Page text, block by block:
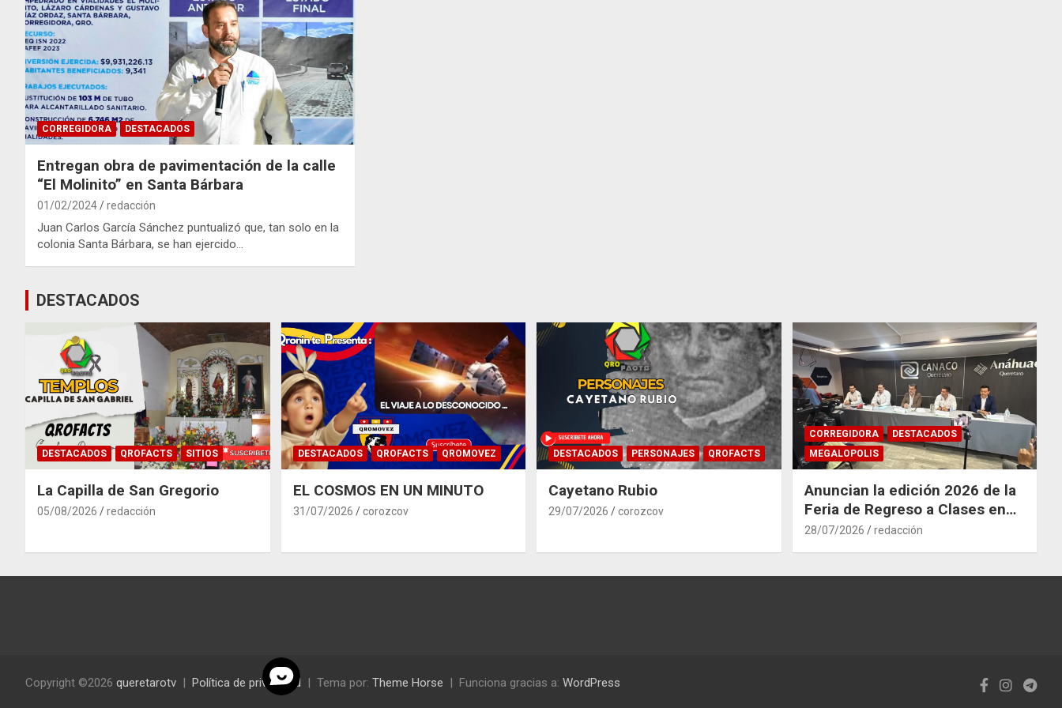
CORREGIDORA DESTACADOS
Entregan obra de pavimentación de la calle
“El Molinito” en Santa Bárbara
01/02/2024 redacción
Juan Carlos García Sánchez puntualizó que, tan solo en la
colonia Santa Bárbara, se han ejercido…
DESTACADOS
DESTACADOS QROFACTS SITIOS
La Capilla de San Gregorio
05/08/2026 redacción
DESTACADOS QROFACTS QROMOVEZ
EL COSMOS EN UN MINUTO
31/07/2026 corozcov
DESTACADOS PERSONAJES QROFACTS
Cayetano Rubio
29/07/2026 corozcov
CORREGIDORA
DESTACADOS
MEGALOPOLIS
Anuncian la edición 2026 de la
Feria de Regreso a Clases en
Corregidora
28/07/2026 redacción
Copyright ©2026 queretarotv Política de privacidad Tema por: Theme Horse Funciona gracias a: WordPress